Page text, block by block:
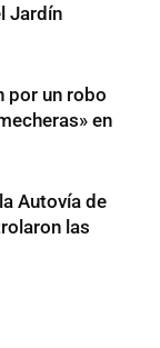
Jardín
por un robo
en
Autovía de
las